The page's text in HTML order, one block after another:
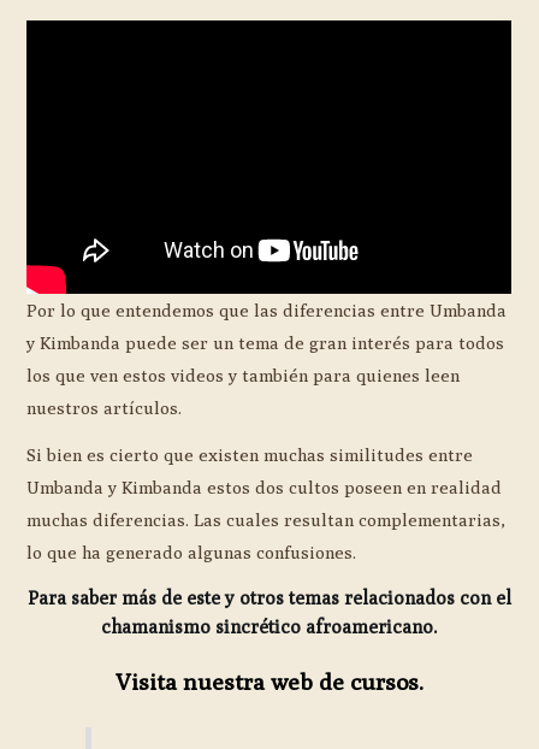
Por lo que entendemos que las diferencias entre Umbanda
y Kimbanda puede ser un tema de gran interés para todos
los que ven estos videos y también para quienes leen
nuestros artículos.
Si bien es cierto que existen muchas similitudes entre
Umbanda y Kimbanda estos dos cultos poseen en realidad
muchas diferencias. Las cuales resultan complementarias,
lo que ha generado algunas confusiones.
Para saber más de este y otros temas relacionados con el
chamanismo sincrético afroamericano.
Visita nuestra web de cursos.